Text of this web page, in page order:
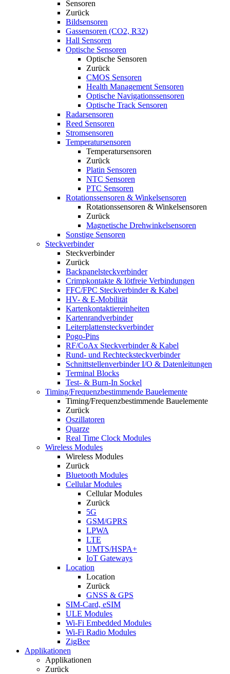
Sensoren
Zurück
Bildsensoren
Gassensoren (CO2, R32)
Hall Sensoren
Optische Sensoren
Optische Sensoren
Zurück
CMOS Sensoren
Health Management Sensoren
Optische Navigationssensoren
Optische Track Sensoren
Radarsensoren
Reed Sensoren
Stromsensoren
Temperatursensoren
Temperatursensoren
Zurück
Platin Sensoren
NTC Sensoren
PTC Sensoren
Rotationssensoren & Winkelsensoren
Rotationssensoren & Winkelsensoren
Zurück
Magnetische Drehwinkelsensoren
Sonstige Sensoren
Steckverbinder
Steckverbinder
Zurück
Backpanelsteckverbinder
Crimpkontakte & lötfreie Verbindungen
FFC/FPC Steckverbinder & Kabel
HV- & E-Mobilität
Kartenkontaktiereinheiten
Kartenrandverbinder
Leiterplattensteckverbinder
Pogo-Pins
RF/CoAx Steckverbinder & Kabel
Rund- und Rechtecksteckverbinder
Schnittstellenverbinder I/O & Datenleitungen
Terminal Blocks
Test- & Burn-In Sockel
Timing/Frequenzbestimmende Bauelemente
Timing/Frequenzbestimmende Bauelemente
Zurück
Oszillatoren
Quarze
Real Time Clock Modules
Wireless Modules
Wireless Modules
Zurück
Bluetooth Modules
Cellular Modules
Cellular Modules
Zurück
5G
GSM/GPRS
LPWA
LTE
UMTS/HSPA+
IoT Gateways
Location
Location
Zurück
GNSS & GPS
SIM-Card, eSIM
ULE Modules
Wi-Fi Embedded Modules
Wi-Fi Radio Modules
ZigBee
Applikationen
Applikationen
Zurück